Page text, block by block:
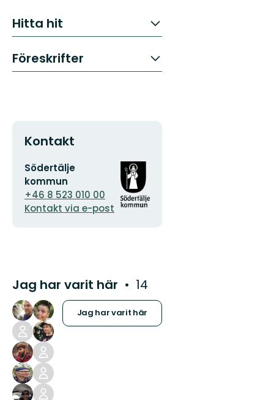
Hitta hit
Föreskrifter
Kontakt
E-
postadress
Södertälje
kommun
+46 8 523 010 00
Kontakt via e-post
Organisationens
logotyp
Jag har varit här 14
Jag har varit här